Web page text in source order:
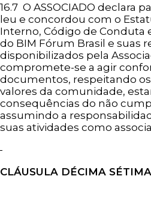
16.7 O ASSOCIADO declara
leu e concordou com o
Interno, Código de Conduta
do BIM Fórum Brasil e suas
disponibilizados pela
compromete-se a agir
documentos, respeitando
valores da comunidade,
consequências do não
assumindo a
suas atividades como
CLÁUSULA DÉCIMA